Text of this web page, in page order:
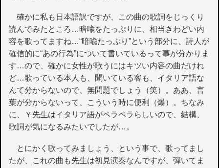
確かに私も日本語訳ですが、この曲の歌詞をじっくり
読んでみたところ…暗喩をたっぷりに、相当きわどい内
容を歌ってますね…“暗喩たっぷり”という部分に、詩人が
確信的に“あの行為”について書いているって事が分かりま
す…ので、確かに女性が歌うにはキツい内容の曲だけれ
ど…歌っている本人も、聞いている客も、イタリア語な
んて分からないので、無問題でしょう（笑）。ああ、言
葉が分からないって、こういう時に便利（爆）。ちなみ
に、Ｙ先生はイタリア語がペラペラらしいので、結構、
歌詞が気になるみたいでしたが…。
とにかく歌ってみましょう、という事で、歌ってまし
たが、これの曲も先生は初見演奏なんですが、弾いてま